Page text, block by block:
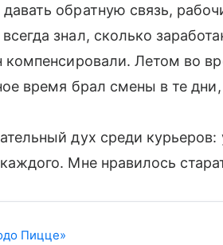
обратную связь,
знал, сколько
компенсировали. Летом во
время брал смены в те
дух среди
Мне нравилось
Пицце»